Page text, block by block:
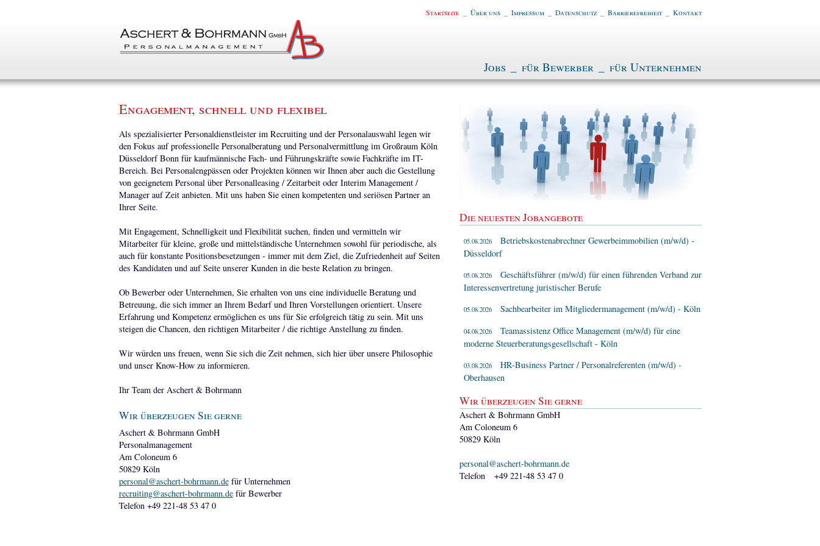
Startseite Über uns Impressum Datenschutz Barrierefreiheit Kontakt
Jobs für Bewerber für Unternehmen
Engagement, schnell und flexibel
Als spezialisierter Personaldienstleister im Recruiting und der Personalauswahl legen wir
den Fokus auf professionelle Personalberatung und Personalvermittlung im Großraum Köln
Düsseldorf Bonn für kaufmännische Fach- und Führungskräfte sowie Fachkräfte im IT-
Bereich. Bei Personalengpässen oder Projekten können wir Ihnen aber auch die Gestellung
von geeignetem Personal über Personalleasing / Zeitarbeit oder Interim Management /
Manager auf Zeit anbieten. Mit uns haben Sie einen kompetenten und seriösen Partner an
Ihrer Seite.
Mit Engagement, Schnelligkeit und Flexibilität suchen, finden und vermitteln wir
Mitarbeiter für kleine, große und mittelständische Unternehmen sowohl für periodische, als
auch für konstante Positionsbesetzungen - immer mit dem Ziel, die Zufriedenheit auf Seiten
des Kandidaten und auf Seite unserer Kunden in die beste Relation zu bringen.
Ob Bewerber oder Unternehmen, Sie erhalten von uns eine individuelle Beratung und
Betreuung, die sich immer an Ihrem Bedarf und Ihren Vorstellungen orientiert. Unsere
Erfahrung und Kompetenz ermöglichen es uns für Sie erfolgreich tätig zu sein. Mit uns
steigen die Chancen, den richtigen Mitarbeiter / die richtige Anstellung zu finden.
Wir würden uns freuen, wenn Sie sich die Zeit nehmen, sich hier über unsere Philosophie
und unser Know-How zu informieren.
Ihr Team der Aschert & Bohrmann
Wir überzeugen Sie gerne
Aschert & Bohrmann GmbH
Personalmanagement
Am Coloneum 6
50829 Köln
personal@aschert-bohrmann.defür Unternehmen
recruiting@aschert-bohrmann.defür Bewerber
Telefon +49 221-48 53 47 0
Die neuesten Jobangebote
05.08.2026
Betriebskostenabrechner Gewerbeimmobilien (m/w/d) -
Düsseldorf
05.08.2026
Geschäftsführer (m/w/d) für einen führenden Verband zur
Interessenvertretung juristischer Berufe
05.08.2026 Sachbearbeiter im Mitgliedermanagement (m/w/d) - Köln
04.08.2026
Teamassistenz Office Management (m/w/d) für eine
moderne Steuerberatungsgesellschaft - Köln
03.08.2026
HR-Business Partner / Personalreferenten (m/w/d) -
Oberhausen
Wir überzeugen Sie gerne
Aschert & Bohrmann GmbH
Am Coloneum 6
50829 Köln
personal@aschert-bohrmann.de
Telefon +49 221-48 53 47 0